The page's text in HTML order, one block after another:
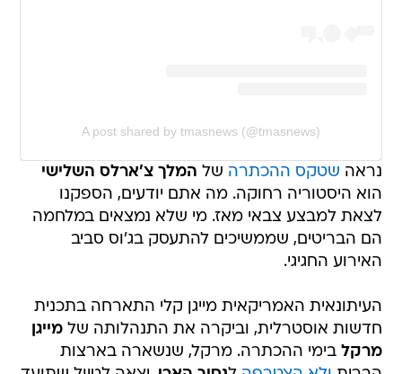
A post shared by tmasnews (@tmasnews)
נראה שטקס ההכתרה של המלך צ'ארלס השלישי
הוא היסטוריה רחוקה. מה אתם יודעים, הספקנו
לצאת למבצע צבאי מאז. מי שלא נמצאים במלחמה
הם הבריטים, שממשיכים להתעסק בג'וס סביב
האירוע החגיגי.
העיתונאית האמריקאית מייגן קלי התארחה בתכנית
חדשות אוסטרלית, וביקרה את התנהלותה שלמייגן
מרקל בימי ההכתרה. מרקל, שנשארה בארצות